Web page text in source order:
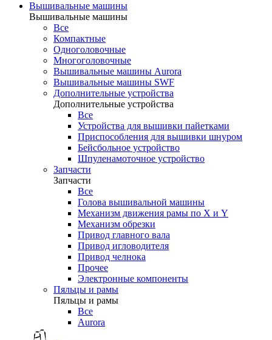
Вышивальные машины
Вышивальные машины
Все
Компактные
Одноголовочные
Многоголовочные
Вышивальные машины Aurora
Вышивальные машины SWF
Дополнительные устройства
Дополнительные устройства
Все
Устройства для вышивки пайетками
Приспособления для вышивки шнуром
Бейсбольное устройство
Шпуленамоточное устройство
Запчасти
Запчасти
Все
Голова вышивальной машины
Механизм движения рамы по X и Y
Механизм обрезки
Привод главного вала
Привод игловодителя
Привод челнока
Прочее
Электронные компоненты
Пяльцы и рамы
Пяльцы и рамы
Все
Aurora